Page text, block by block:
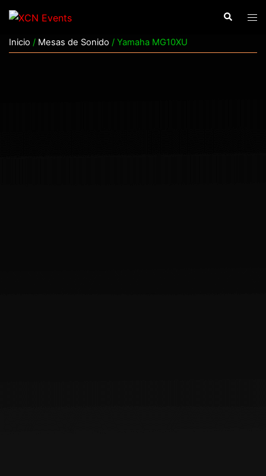
Saltar
contenido
Buscar
Inicio / Mesas de Sonido / Yamaha MG10XU